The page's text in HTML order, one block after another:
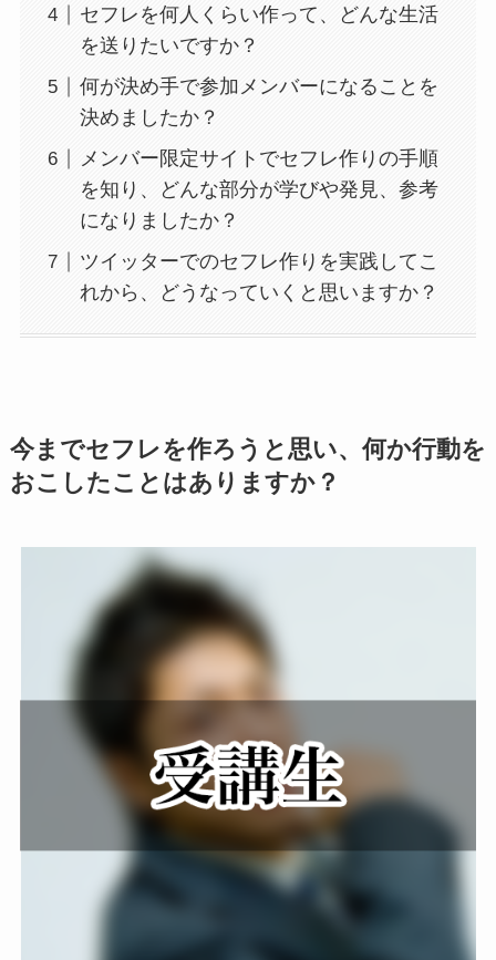
セフレを何人くらい作って、どんな生活
を送りたいですか？
何が決め手で参加メンバーになることを
決めましたか？
メンバー限定サイトでセフレ作りの手順
を知り、どんな部分が学びや発見、参考
になりましたか？
ツイッターでのセフレ作りを実践してこ
れから、どうなっていくと思いますか？
今までセフレを作ろうと思い、何か行動を
おこしたことはありますか？